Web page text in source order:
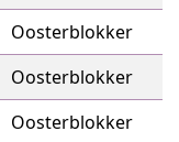
Oosterblokker
Oosterblokker
Oosterblokker